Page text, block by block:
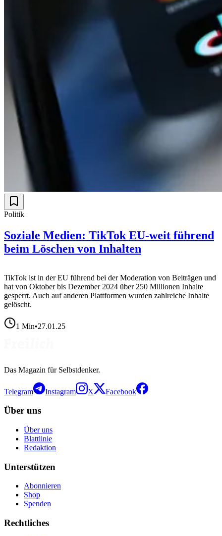
Politik
Soziale Medien: TikTok EU-weit führend
beim Löschen von Inhalten
TikTok ist in der EU führend bei der Moderation von Beiträgen und
hat von Oktober bis Dezember 2024 über 250 Millionen Inhalte
gesperrt. Auch auf anderen Plattformen wurden zahlreiche Inhalte
gelöscht.
1 Min•27.01.25
Das Magazin für Selbstdenker.
Telegram Instagram X Facebook
Über uns
Über uns
Blattlinie
Redaktion
Unterstützen
Abonnieren
Shop
Spenden
Rechtliches